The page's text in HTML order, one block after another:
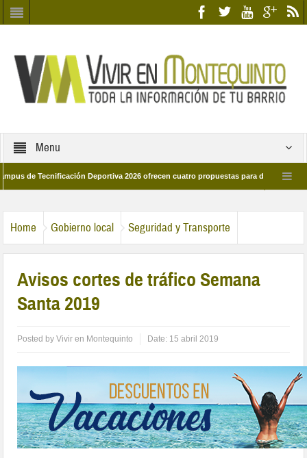
Menu
Tecnificación Deportiva 2026 ofrecen cuatro propuestas para disfrutar del
Home Gobierno local Seguridad y Transporte
Avisos cortes de tráfico Semana
Santa 2019
Posted byVivir en Montequinto Date: 15 abril 2019